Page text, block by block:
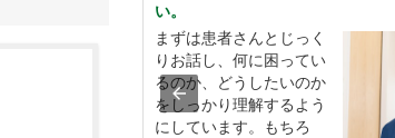
い。
まずは患者さんとじっく
りお話し、何に困ってい
るのか、どうしたいのか
をしっかり理解するよう
にしています。もちろ